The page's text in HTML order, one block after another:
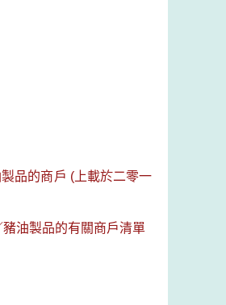
品的商戶 (上載於二零一
油製品的有關商戶清單